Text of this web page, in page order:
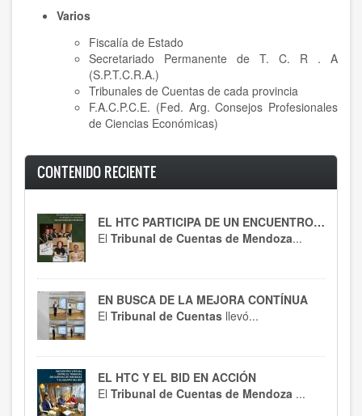
Varios
Fiscalía de Estado
Secretariado Permanente de T. C. R . A
(S.P.T.C.R.A.)
Tribunales de Cuentas de cada provincia
F.A.C.P.C.E. (Fed. Arg. Consejos Profesionales
de Ciencias Económicas)
CONTENIDO RECIENTE
EL HTC PARTICIPA DE UN ENCUENTRO CLAVE
El Tribunal de Cuentas de Mendoza...
EN BUSCA DE LA MEJORA CONTÍNUA
El Tribunal de Cuentas llevó...
EL HTC Y EL BID EN ACCIÓN
El Tribunal de Cuentas de Mendoza ...